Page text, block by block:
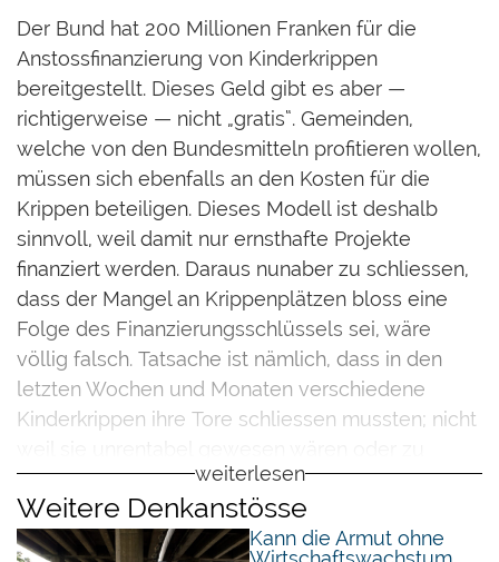
Der Bund hat 200 Millionen Franken für die
Anstossfinanzierung von Kinderkrippen
bereitgestellt. Dieses Geld gibt es aber —
richtigerweise — nicht „gratis“. Gemeinden,
welche von den Bundesmitteln profitieren wollen,
müssen sich ebenfalls an den Kosten für die
Krippen beteiligen. Dieses Modell ist deshalb
sinnvoll, weil damit nur ernsthafte Projekte
finanziert werden. Daraus nunaber zu schliessen,
dass der Mangel an Krippenplätzen bloss eine
Folge des Finanzierungsschlüssels sei, wäre
völlig falsch. Tatsache ist nämlich, dass in den
letzten Wochen und Monaten verschiedene
Kinderkrippen ihre Tore schliessen mussten; nicht
wenig Kinder gehabt hätten, sondern weil sie von
einem Tag auf den anderen schlicht illegal waren.
weiterlesen
Weitere Denkanstösse
Kann die Armut ohne